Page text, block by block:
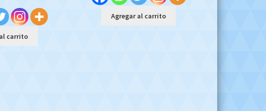
$450.000,00.
carrito
Agregar al carrito